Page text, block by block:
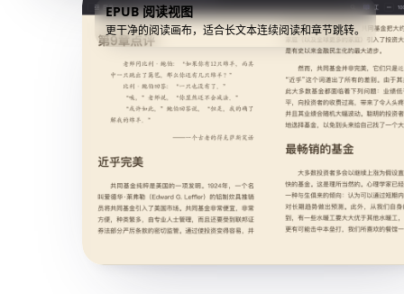
EPUB 阅读视图
更干净的阅读画布，适合长文本连续阅读和章节跳转。